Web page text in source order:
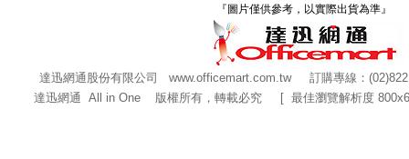
『圖片僅供參考，以實際出貨為準』
達迅網通股份有限公司 www.officemart.com.tw訂購專線：
達迅網通 All in One 版權所有，轉載必究 [ 最佳瀏覽解析度